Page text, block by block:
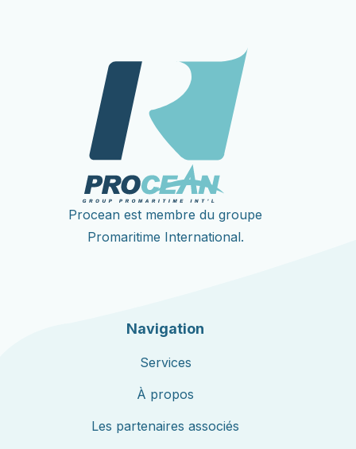
Procean est membre du groupe
Promaritime International.
Navigation
Services
À propos
Les partenaires associés